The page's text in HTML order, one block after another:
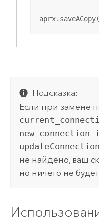
aprx.saveACopy(
Подсказка:
Если при замене
не найдено, ваш
но ничего не